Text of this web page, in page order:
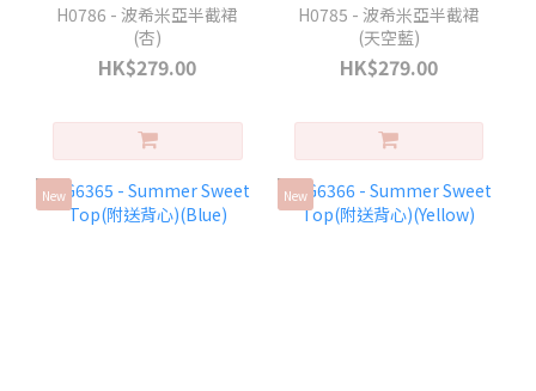
H0786 - 波希米亞半截裙
(杏)
HK$279.00
H0785 - 波希米亞半截裙
(天空藍)
HK$279.00
New New